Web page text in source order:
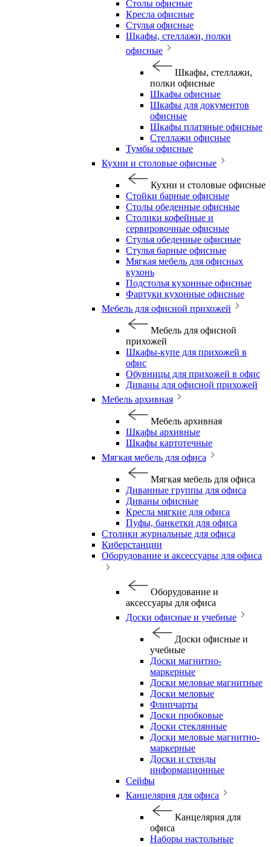
Столы офисные
Кресла офисные
Стулья офисные
Шкафы, стеллажи, полки
офисные
Шкафы, стеллажи,
полки офисные
Шкафы офисные
Шкафы для документов
офисные
Шкафы платяные офисные
Стеллажи офисные
Тумбы офисные
Кухни и столовые офисные
Кухни и столовые офисные
Стойки барные офисные
Столы обеденные офисные
Столики кофейные и
сервировочные офисные
Стулья обеденные офисные
Стулья барные офисные
Мягкая мебель для офисных
кухонь
Подстолья кухонные офисные
Фартуки кухонные офисные
Мебель для офисной прихожей
Мебель для офисной
прихожей
Шкафы-купе для прихожей в
офис
Обувницы для прихожей в офис
Диваны для офисной прихожей
Мебель архивная
Мебель архивная
Шкафы архивные
Шкафы картотечные
Мягкая мебель для офиса
Мягкая мебель для офиса
Диванные группы для офиса
Диваны офисные
Кресла мягкие для офиса
Пуфы, банкетки для офиса
Столики журнальные для офиса
Киберстанции
Оборудование и аксессуары для офиса
Оборудование и
аксессуары для офиса
Доски офисные и учебные
Доски офисные и
учебные
Доски магнитно-
маркерные
Доски меловые магнитные
Доски меловые
Флипчарты
Доски пробковые
Доски стеклянные
Доски меловые магнитно-
маркерные
Доски и стенды
информационные
Сейфы
Канцелярия для офиса
Канцелярия для
офиса
Наборы настольные